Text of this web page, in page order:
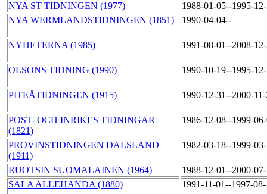
NYA ST TIDNINGEN (1977)
1988-01-05--1995-
NYA WERMLANDSTIDNINGEN (1851)
1990-04-04--
NYHETERNA (1985) 1991-08-01--2008-
OLSONS TIDNING (1990) 1990-10-19--1995-
PITEÅTIDNINGEN (1915) 1990-12-31--2000-
POST- OCH INRIKES TIDNINGAR
(1821)
1986-12-08--1999-
PROVINSTIDNINGEN DALSLAND
(1911)
1982-03-18--1999-
RUOTSIN SUOMALAINEN (1964)
1988-12-01--2000-
SALA ALLEHANDA (1880)
1991-11-01--1997-